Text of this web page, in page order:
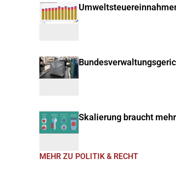
Skalierung braucht
MEHR ZU POLITIK & RECHT